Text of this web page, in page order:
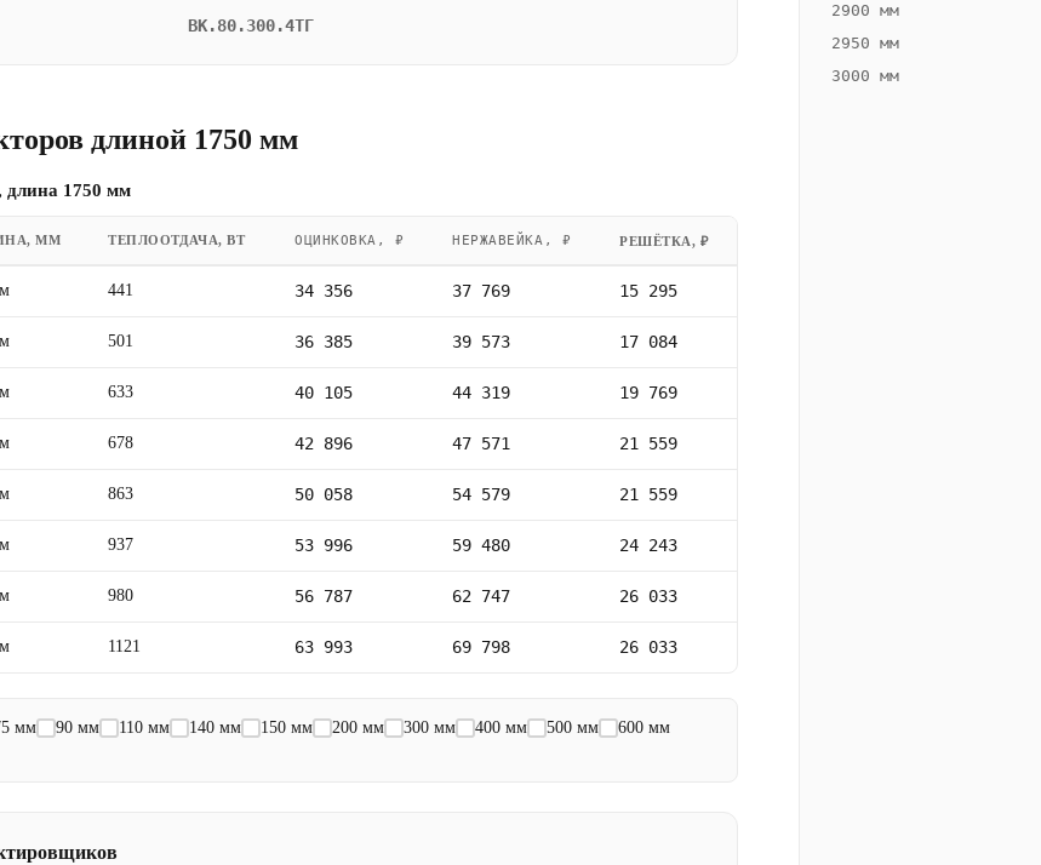
ВК.80.300.4ТГ
длиной 1750 мм
длина 1750 мм
ММ ТЕПЛООТДАЧА, ВТ ОЦИНКОВКА, ₽ НЕРЖАВЕЙКА, ₽ РЕШЁТКА, ₽
441 34 356 37 769 15 295
501 36 385 39 573 17 084
633 40 105 44 319 19 769
678 42 896 47 571 21 559
863 50 058 54 579 21 559
937 53 996 59 480 24 243
980 56 787 62 747 26 033
1121 63 993 69 798 26 033
мм 90 мм 110 мм 140 мм 150 мм 200 мм 300 мм 400 мм 500 мм 600 мм
2900 мм
2950 мм
3000 мм